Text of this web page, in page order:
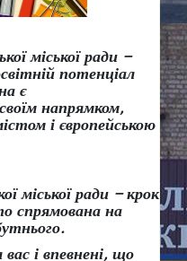
міської ради –
потенціал
є
напрямком,
і європейською
міської ради – крок
спрямована на
і впевнені, що